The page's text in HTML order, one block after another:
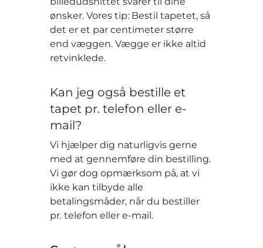
ønsker. Vores tip: Bestil tapetet, så
det er et par centimeter større
end væggen. Vægge er ikke altid
retvinklede.
Kan jeg også bestille et
tapet pr. telefon eller e-
mail?
Vi hjælper dig naturligvis gerne
med at gennemføre din bestilling.
Vi gør dog opmærksom på, at vi
ikke kan tilbyde alle
betalingsmåder, når du bestiller
pr. telefon eller e-mail.